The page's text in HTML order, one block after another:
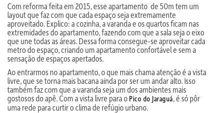
Com reforma feita em 2015, esse apartamento de 50m tem um
layout que faz com que cada espaço seja extremamente
aproveitado. Explico: a cozinha, a varanda e os quartos ficam nas
extremidades do apartamento, fazendo com que a sala seja o eixo
que une todas as áreas. Dessa forma consegue-se aproveitar cada
metro do espaço, criando um apartamento confortável e sem a
sensação de espaços apertados.
Ao entrarmos no apartamento, o que mais chama atenção é a vista
livre, que se torna mais bacana ainda por ser um andar alto. Isso
também faz com que a varanda seja um dos ambientes mais
gostosos do apê. Com a vista livre para o Pico do Jaraguá, é só pôr
uma rede para curtir o clima de refúgio urbano.